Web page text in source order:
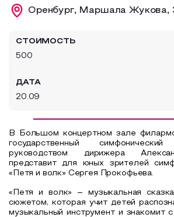
Аттестованные экскурсоводы
Все маршруты
Оренбург, Маршала Жукова,
СТОИМОСТЬ
500
ДАТА
20.09
В Большом концертном зале
государственный
руководством дирижера
представит для юных зрителей
«Петя и волк» Сергея Прокофьева.
«Петя и волк» – музыкальная
сюжетом, которая учит детей
музыкальный инструмент и знакомит